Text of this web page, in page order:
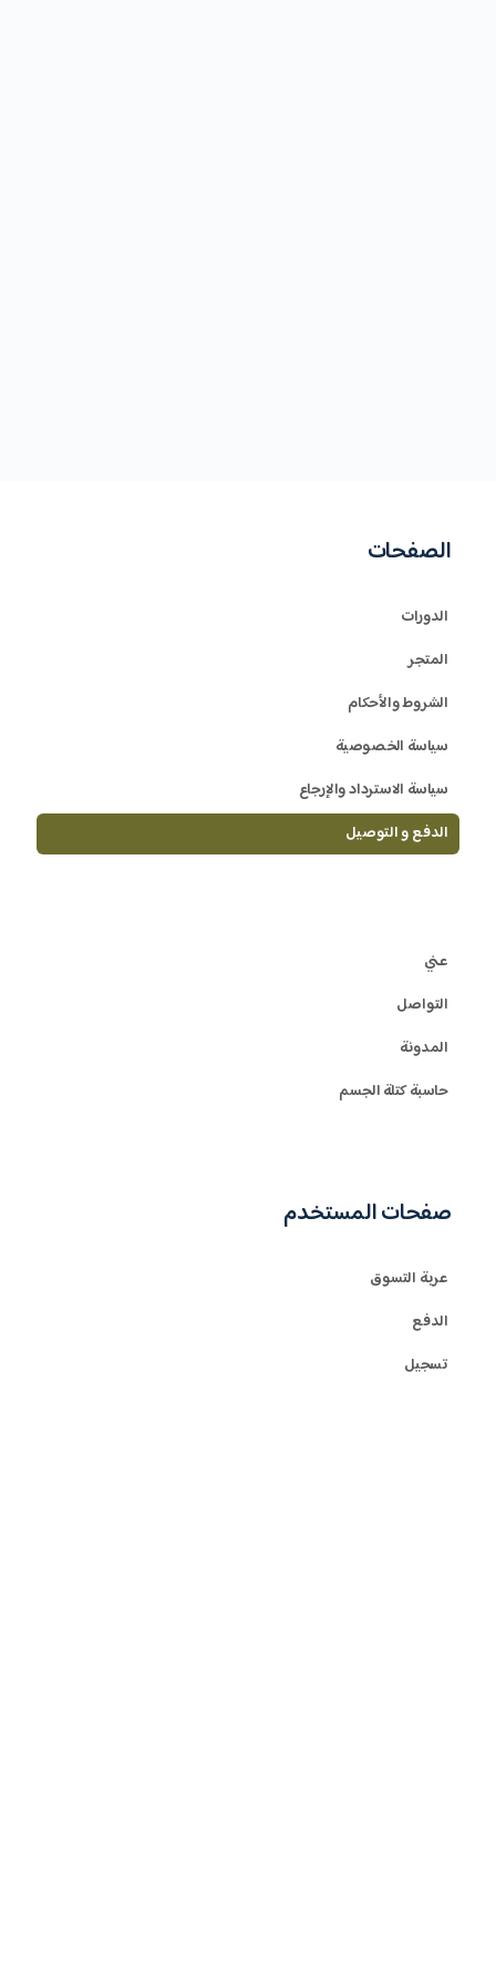
الصفحات
الدورات
المتجر
الشروط والأحكام
سياسة الخصوصية
سياسة الاسترداد والإرجاع
الدفع و التوصيل
عني
التواصل
المدونة
حاسبة كتلة الجسم
صفحات المستخدم
عربة التسوق
الدفع
تسجيل